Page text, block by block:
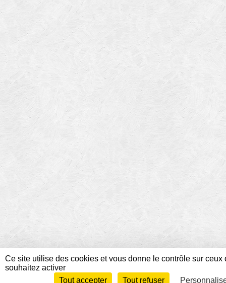
Envie de participer ?
Ce site utilise des cookies et vous donne le contrôle sur ceux
souhaitez activer
Tout accepter
Tout refuser